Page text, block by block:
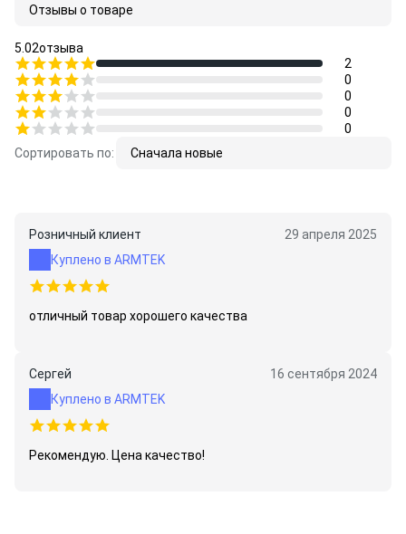
Отзывы о товаре
5.02отзыва
2
0
0
0
0
Сортировать по:
Сначала новые
Розничный клиент
29 апреля 2025
Куплено в ARMTEK
отличный товар хорошего качества
Сергей
16 сентября 2024
Куплено в ARMTEK
Рекомендую. Цена качество!